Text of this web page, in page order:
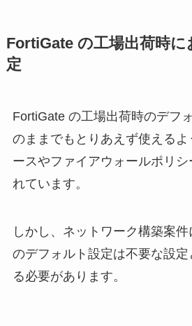
FortiGate の工場出荷時
定
FortiGate の工場出荷時のデフ
のままでもとりあえず使える
ースやファイアウォールポリシ
れています。
しかし、ネットワーク構築案
のデフォルト設定は不要な設
る必要があります。